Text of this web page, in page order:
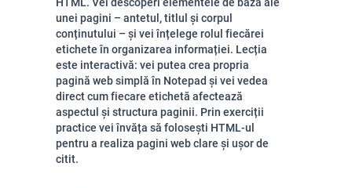
unei pagini – antetul, titlul și corpul
conținutului – și vei înțelege rolul fiecărei
etichete în organizarea informației. Lecția
este interactivă: vei putea crea propria
pagină web simplă în Notepad și vei vedea
direct cum fiecare etichetă afectează
aspectul și structura paginii. Prin exerciții
practice vei învăța să folosești HTML-ul
pentru a realiza pagini web clare și ușor de
citit.